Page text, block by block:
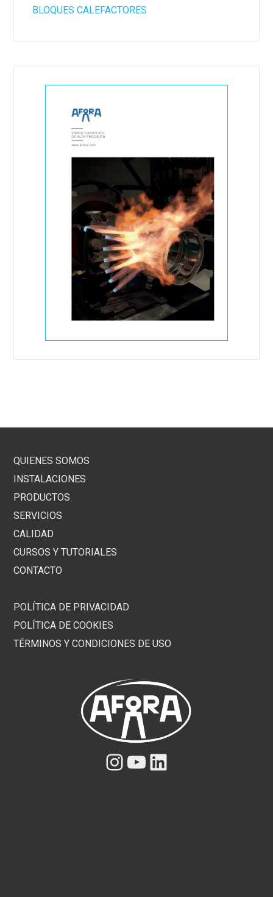
BLOQUES CALEFACTORES
QUIENES SOMOS
INSTALACIONES
PRODUCTOS
SERVICIOS
CALIDAD
CURSOS Y TUTORIALES
CONTACTO
POLÍTICA DE PRIVACIDAD
POLÍTICA DE COOKIES
TÉRMINOS Y CONDICIONES DE USO
Instagram
YouTube
LinkedIn